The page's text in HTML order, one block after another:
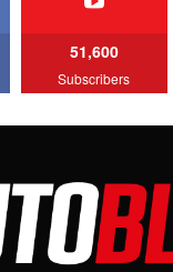
AutoBlog.MD
15:08
Noul Geely EX2 / Test
15:22
51,600
Subscribers